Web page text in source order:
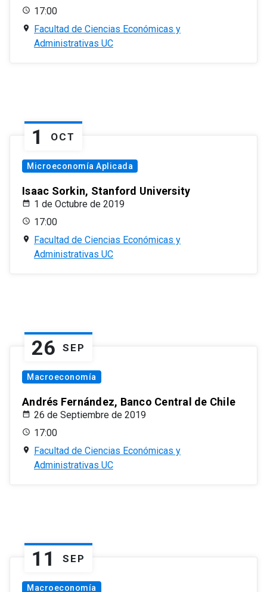
17:00
Facultad de Ciencias Económicas y
Administrativas UC
1 OCT
Microeconomía Aplicada
Isaac Sorkin, Stanford University
1 de Octubre de 2019
17:00
Facultad de Ciencias Económicas y
Administrativas UC
26 SEP
Macroeconomía
Andrés Fernández, Banco Central de Chile
26 de Septiembre de 2019
17:00
Facultad de Ciencias Económicas y
Administrativas UC
11 SEP
Macroeconomía